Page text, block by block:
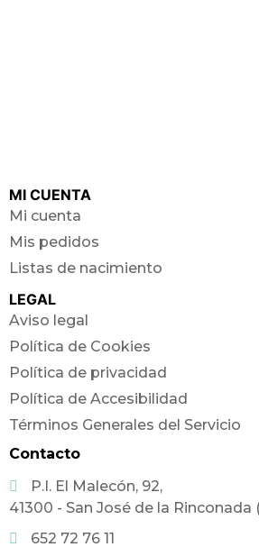
MI CUENTA
Mi cuenta
Mis pedidos
Listas de nacimiento
LEGAL
Aviso legal
Política de Cookies
Política de privacidad
Política de Accesibilidad
Términos Generales del Servicio
Contacto
P.I. El Malecón, 92,
41300 - San José de la Rinconada
652 72 76 11